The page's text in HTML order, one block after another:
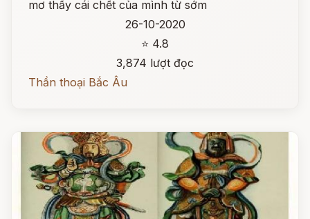
mơ thấy cái chết của mình từ sớm
26-10-2020
⭐ 4.8
3,874 lượt đọc
Thần thoại Bắc Âu